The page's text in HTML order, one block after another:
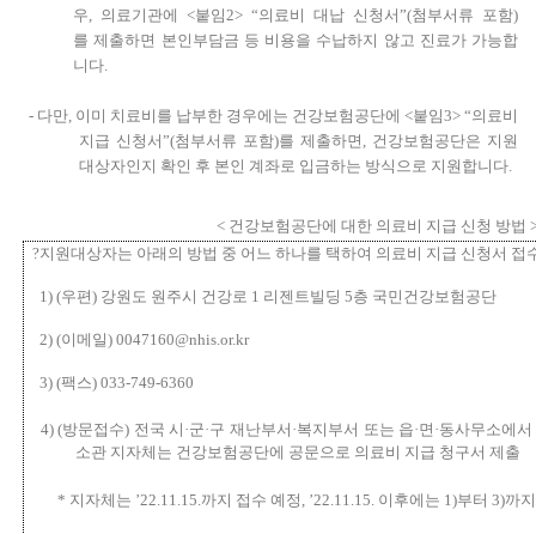
우
의료기관에<붙임 2> “의료비 대납 신청서”(첨부서류 포함)
를 제출하면 본인부담금 등 비용을 수납하지 않고 진료가 가능합
니다
- 다만 이미 치료비를 납부한 경우에는 건강보험공단에 <붙임3> “의료비
지급 신청서”(첨부서류 포함)를 제출하면
건강보험공단은 지원
대상자인지 확인 후 본인 계좌로 입금하는 방식으로 지원 합니다.
< 건강보험공단에 대한 의료비 지급 신청 방법
?지원대상자는 아래의 방법 중 어느 하나를 택하여 의료비 지급 신청서 접
1) (우편) 강원도 원주시 건강로 1 리젠트빌딩 5층 국민건강보험공단
2) (이메일)0047160@nhis.or.kr
3) (팩스)033-749-6360
4)(방문접수) 전국시 ·군·구 재난부서 ·복지부서 또는 읍·면 ·동사무소에
소관 지자체는 건강보험공단에 공문으로 의료비 지급 청구서 제출
* 지자체는 ’22.11.15.까지 접수 예정 , ’22.11.15. 이후에는 1)부터 3)까